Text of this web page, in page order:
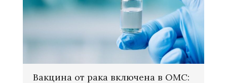
Вакцина от рака включена в ОМС: